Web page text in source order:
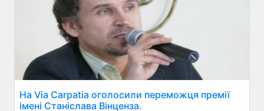
На Via Carpatia оголосили переможця премії
імені Станіслава Вінценза.